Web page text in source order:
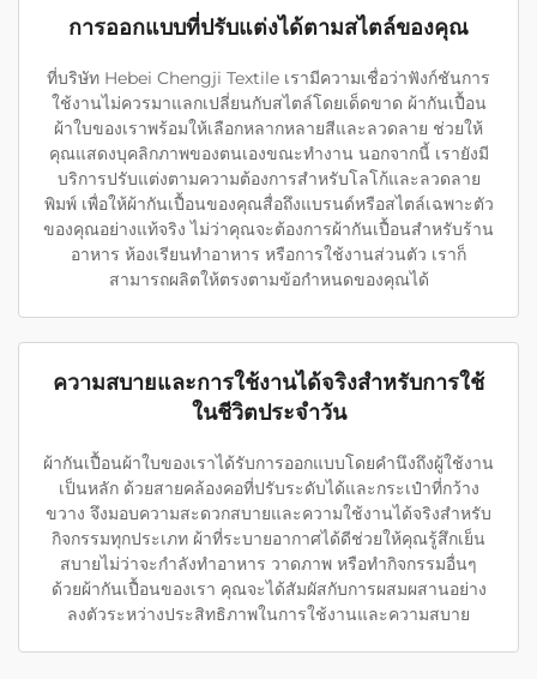
การออกแบบที่ปรับแต่งได้ตามสไตล์ของคุณ
ที่บริษัท Hebei Chengji Textile เรามีความเชื่อว่าฟังก์ชันการ
ใช้งานไม่ควรมาแลกเปลี่ยนกับสไตล์โดยเด็ดขาด ผ้ากันเปื้อน
ผ้าใบของเราพร้อมให้เลือกหลากหลายสีและลวดลาย ช่วยให้
คุณแสดงบุคลิกภาพของตนเองขณะทำงาน นอกจากนี้ เรายังมี
บริการปรับแต่งตามความต้องการสำหรับโลโก้และลวดลาย
พิมพ์ เพื่อให้ผ้ากันเปื้อนของคุณสื่อถึงแบรนด์หรือสไตล์เฉพาะตัว
ของคุณอย่างแท้จริง ไม่ว่าคุณจะต้องการผ้ากันเปื้อนสำหรับร้าน
อาหาร ห้องเรียนทำอาหาร หรือการใช้งานส่วนตัว เราก็
สามารถผลิตให้ตรงตามข้อกำหนดของคุณได้
ความสบายและการใช้งานได้จริงสำหรับการใช้
ในชีวิตประจำวัน
ผ้ากันเปื้อนผ้าใบของเราได้รับการออกแบบโดยคำนึงถึงผู้ใช้งาน
เป็นหลัก ด้วยสายคล้องคอที่ปรับระดับได้และกระเป๋าที่กว้าง
ขวาง จึงมอบความสะดวกสบายและความใช้งานได้จริงสำหรับ
กิจกรรมทุกประเภท ผ้าที่ระบายอากาศได้ดีช่วยให้คุณรู้สึกเย็น
สบายไม่ว่าจะกำลังทำอาหาร วาดภาพ หรือทำกิจกรรมอื่นๆ
ด้วยผ้ากันเปื้อนของเรา คุณจะได้สัมผัสกับการผสมผสานอย่าง
ลงตัวระหว่างประสิทธิภาพในการใช้งานและความสบาย